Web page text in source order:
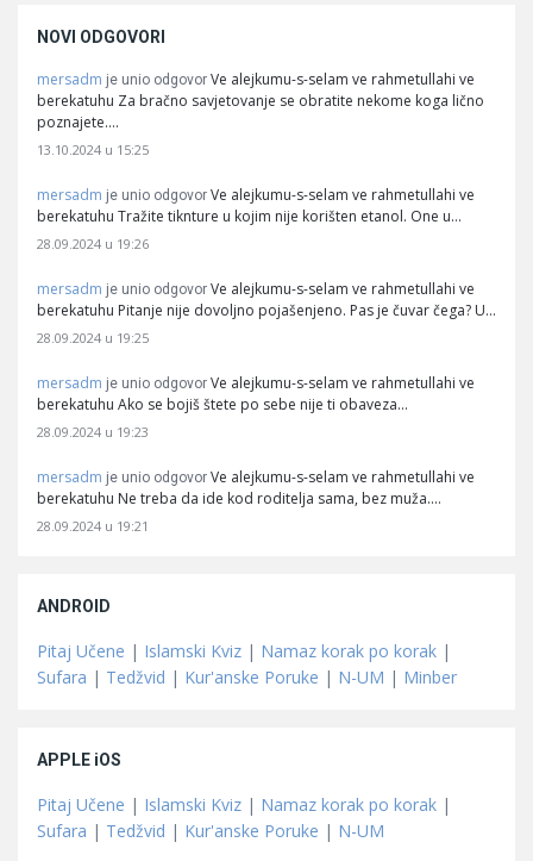
NOVI ODGOVORI
mersadm je unio odgovor Ve alejkumu-s-selam ve rahmetullahi ve
berekatuhu Za bračno savjetovanje se obratite nekome koga lično
poznajete.…
13.10.2024 u 15:25
mersadm je unio odgovor Ve alejkumu-s-selam ve rahmetullahi ve
berekatuhu Tražite tiknture u kojim nije korišten etanol. One u…
28.09.2024 u 19:26
mersadm je unio odgovor Ve alejkumu-s-selam ve rahmetullahi ve
berekatuhu Pitanje nije dovoljno pojašenjeno. Pas je čuvar čega? U…
28.09.2024 u 19:25
mersadm je unio odgovor Ve alejkumu-s-selam ve rahmetullahi ve
berekatuhu Ako se bojiš štete po sebe nije ti obaveza…
28.09.2024 u 19:23
mersadm je unio odgovor Ve alejkumu-s-selam ve rahmetullahi ve
berekatuhu Ne treba da ide kod roditelja sama, bez muža.…
28.09.2024 u 19:21
ANDROID
Pitaj Učene | Islamski Kviz | Namaz korak po korak |
Sufara | Tedžvid | Kur'anske Poruke | N-UM | Minber
APPLE iOS
Pitaj Učene | Islamski Kviz | Namaz korak po korak |
Sufara | Tedžvid | Kur'anske Poruke | N-UM